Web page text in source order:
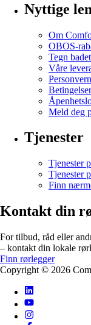
Nyttige
Om
OBOS-
Tegn
Våre
Personvern
Betingelser
Meld deg
Tjenester
Tjenester
Tjenester
Finn
Kontakt din
For tilbud, råd eller
– kontakt din lokale
Finn rørlegger
Copyright © 2026